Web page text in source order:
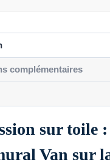
complémentaires
sur toile
Van sur